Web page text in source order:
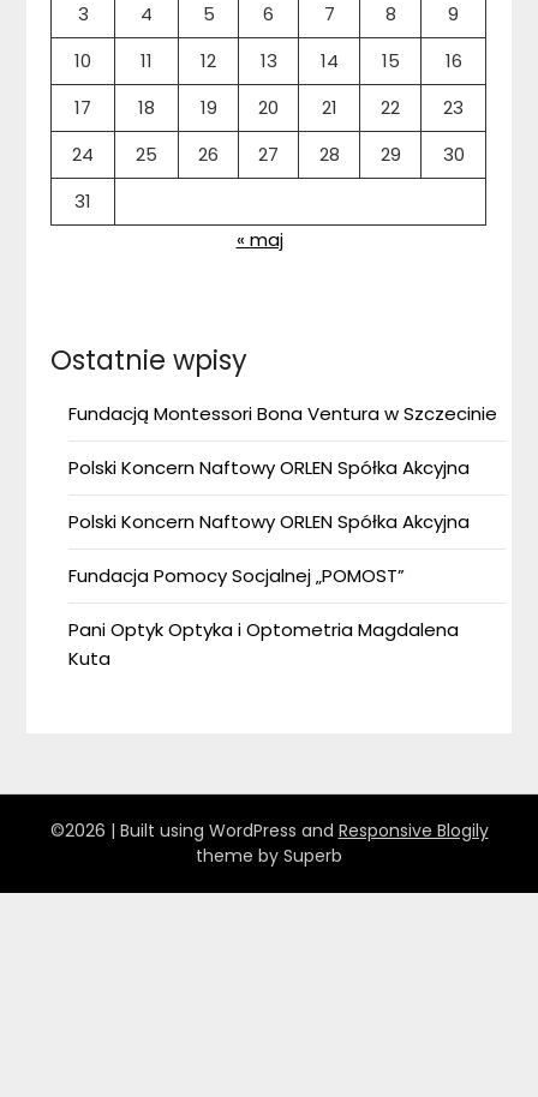
3
4 5 6 7 8
9
10
11 12 13 14 15
16
17
18 19 20 21 22
23
24
25 26 27 28 29
30
31
« maj
Ostatnie wpisy
Fundacją Montessori Bona Ventura w Szczecinie
Polski Koncern Naftowy ORLEN Spółka Akcyjna
Polski Koncern Naftowy ORLEN Spółka Akcyjna
Fundacja Pomocy Socjalnej „POMOST”
Pani Optyk Optyka i Optometria Magdalena
Kuta
©2026 | Built using WordPress and Responsive Blogily
theme by Superb